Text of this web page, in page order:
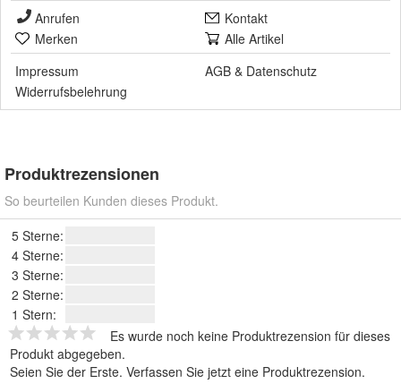
Anrufen
Kontakt
Merken
Alle Artikel
Impressum
AGB & Datenschutz
Widerrufsbelehrung
Produktrezensionen
So beurteilen Kunden dieses Produkt.
5 Sterne:
4 Sterne:
3 Sterne:
2 Sterne:
1 Stern:
Es wurde noch keine Produktrezension für dieses
Produkt abgegeben.
Seien Sie der Erste. Verfassen Sie jetzt eine Produktrezension.